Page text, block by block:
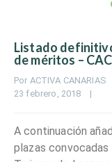
Listado
de méritos –
Por ACTIVA CANARIAS
23 febrero, 2018 |
A continuación
plazas